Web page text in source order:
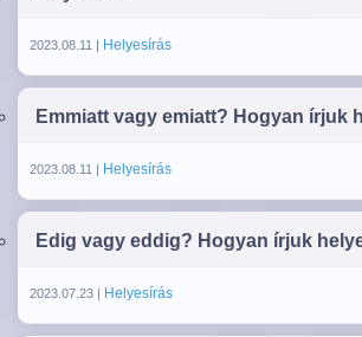
2023.08.11 | Helyesírás
Emmiatt vagy emiatt? Hogyan írjuk
2023.08.11 | Helyesírás
Edig vagy eddig? Hogyan írjuk
2023.07.23 | Helyesírás